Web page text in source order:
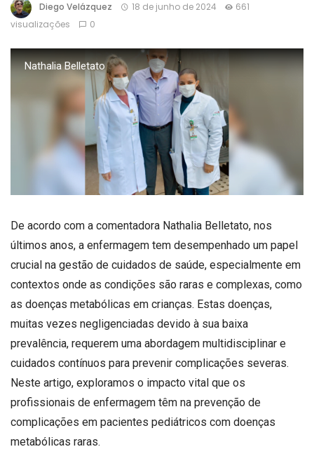
Diego Velázquez 18 de junho de 2024
661
visualizações
0
Nathalia Belletato
De acordo com a comentadora Nathalia Belletato, nos
últimos anos, a enfermagem tem desempenhado um papel
crucial na gestão de cuidados de saúde, especialmente em
contextos onde as condições são raras e complexas, como
as doenças metabólicas em crianças. Estas doenças,
muitas vezes negligenciadas devido à sua baixa
prevalência, requerem uma abordagem multidisciplinar e
cuidados contínuos para prevenir complicações severas.
Neste artigo, exploramos o impacto vital que os
profissionais de enfermagem têm na prevenção de
complicações em pacientes pediátricos com doenças
metabólicas raras.